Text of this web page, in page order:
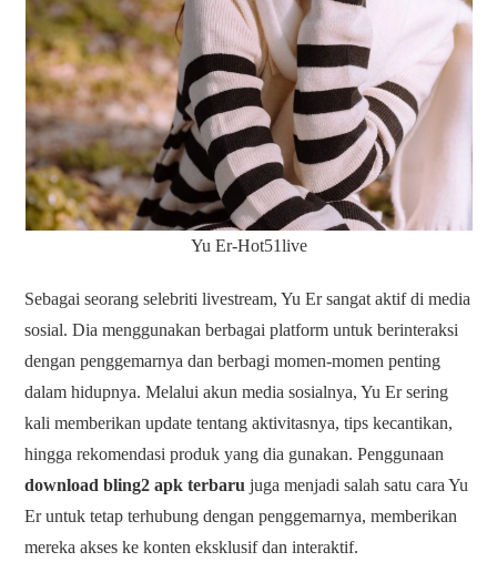
Yu Er-Hot51live
Sebagai seorang selebriti livestream, Yu Er sangat aktif di media
sosial. Dia menggunakan berbagai platform untuk berinteraksi
dengan penggemarnya dan berbagi momen-momen penting
dalam hidupnya. Melalui akun media sosialnya, Yu Er sering
kali memberikan update tentang aktivitasnya, tips kecantikan,
hingga rekomendasi produk yang dia gunakan. Penggunaan
download bling2 apk terbaru juga menjadi salah satu cara Yu
Er untuk tetap terhubung dengan penggemarnya, memberikan
mereka akses ke konten eksklusif dan interaktif.